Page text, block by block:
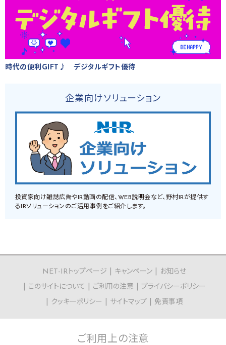
時代の便利GIFT♪ デジタルギフト優待
企業向けソリューション
投資家向け雑誌広告やIR動画の配信、WEB説明会など、野村IRが提供す
るIRソリューションのご活用事例をご紹介します。
NET-IRトップページ キャンペーン
お知らせ
このサイトについて
ご利用の注意
プライバシーポリシー
クッキーポリシー
サイトマップ 免責事項
ご利用上の注意